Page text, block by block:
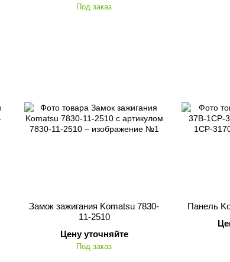
Под заказ
Замок зажигания Komatsu 7830-
11-2510
Цену уточняйте
Под заказ
Панель